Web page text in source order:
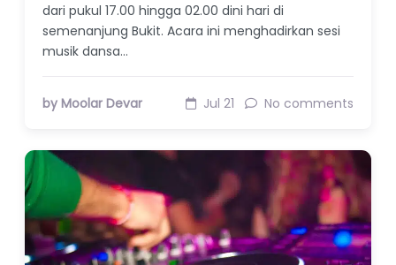
dari pukul 17.00 hingga 02.00 dini hari di
semenanjung Bukit. Acara ini menghadirkan sesi
musik dansa…
by Moolar Devar Jul 21 No comments